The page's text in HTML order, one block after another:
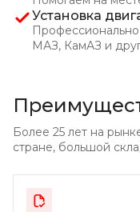
Установка
Профессионально
МАЗ, КамАЗ и
Более 25 лет на
стране, большой